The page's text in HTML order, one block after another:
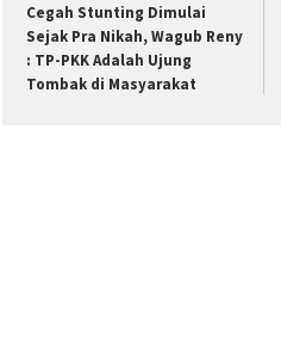
Cegah Stunting Dimulai
Sejak Pra Nikah, Wagub Reny
: TP-PKK Adalah Ujung
Tombak di Masyarakat